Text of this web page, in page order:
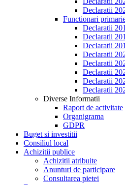
Declaratii
Functionari
Declaratii
Declaratii
Declaratii
Declaratii
Declaratii
Declaratii
Declaratii
Declaratii
Diverse Informatii
Raport de activitate
Organigrama
GDPR
Buget si investitii
Consiliul local
Achizitii publice
Achizitii atribuite
Anunturi de participare
Consultarea pietei